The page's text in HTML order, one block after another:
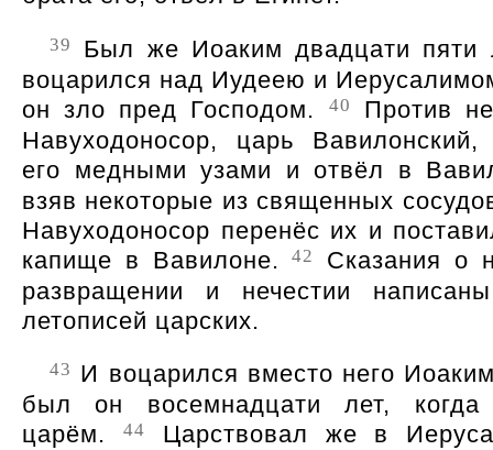
39
Был же Иоаким двадцати пяти
воцарился над Иудеею и
он зло пред Господом.
40
Против
Навуходоносор, царь
его медными узами и отвёл в
взяв некоторые из священных
Навуходоносор перенёс их и
капище в Вавилоне.42
Сказания о
развращении и нечестии
летописей царских.
43 И воцарился вместо него
был он восемнадцати лет, когда
царём.
44
Царствовал же в